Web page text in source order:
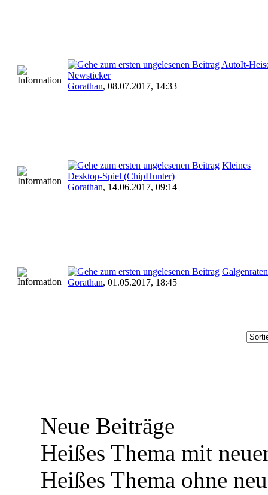
AutoIt-
Newsticker
Gorathan, 08.07.2017, 14:33
Kleines
Desktop-Spiel (ChipHunter)
Gorathan, 14.06.2017, 09:14
Galgenraten
Gorathan, 01.05.2017, 18:45
Neue Beiträge
Heißes Thema mit
Heißes Thema ohne